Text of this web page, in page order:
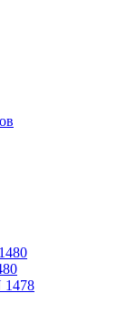
1478